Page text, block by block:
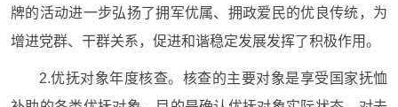
牌的活动进一步弘扬了拥军优属、拥政爱民的优良传统，为
增进党群、干群关系，促进和谐稳定发展发挥了积极作用。
2.优抚对象年度核查。核查的主要对象是享受国家抚恤